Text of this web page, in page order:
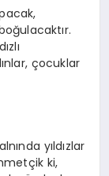
çocuklar
yıldızlar
ki,